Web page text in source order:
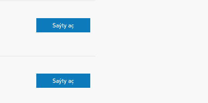
Saýty aç
Saýty aç